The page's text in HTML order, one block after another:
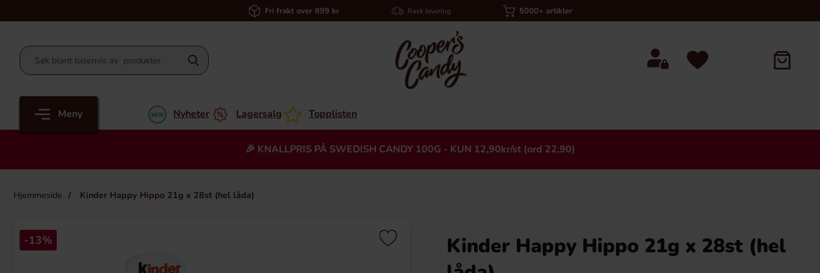
Fri frakt over 899 kr Rask levering 5000+ artikler
Meny Nyheter Lagersalg Topplisten
🎉 KNALLPRIS PÅ SWEDISH CANDY 100G - KUN 12,90kr/st (ord 22,90)
Hjemmeside Kinder Happy Hippo 21g x 28st (hel låda)
Heading
-13%
Kinder Happy Hippo 21g x 28st (hel